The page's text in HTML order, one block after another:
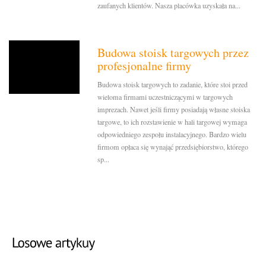
zaufanych klientów. Nasza placówka uzyskała na...
Budowa stoisk targowych przez
profesjonalne firmy
Budowa stoisk targowych to zadanie, które stoi przed
wieloma firmami uczestniczącymi w targowych
imprezach. Nawet jeśli firmy posiadają własne stoiska
targowe, to ich rozstawienie w hali targowej wymaga
odpowiedniego zespołu instalacyjnego. Bardzo wielu
firmom opłaca się wynająć przedsiębiorstwo, którego
sp...